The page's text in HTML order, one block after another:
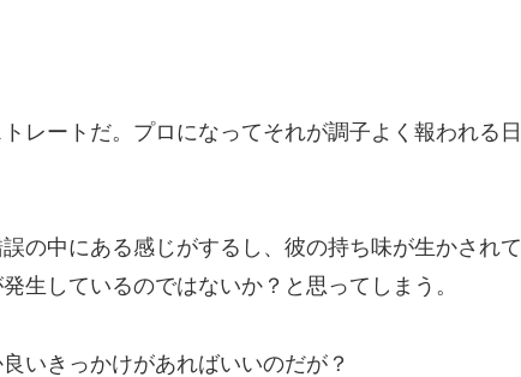
レートだ。プロになってそれが調子よく報われる日
の中にある感じがするし、彼の持ち味が生かされて
生しているのではないか？と思ってしまう。
いきっかけがあればいいのだが？